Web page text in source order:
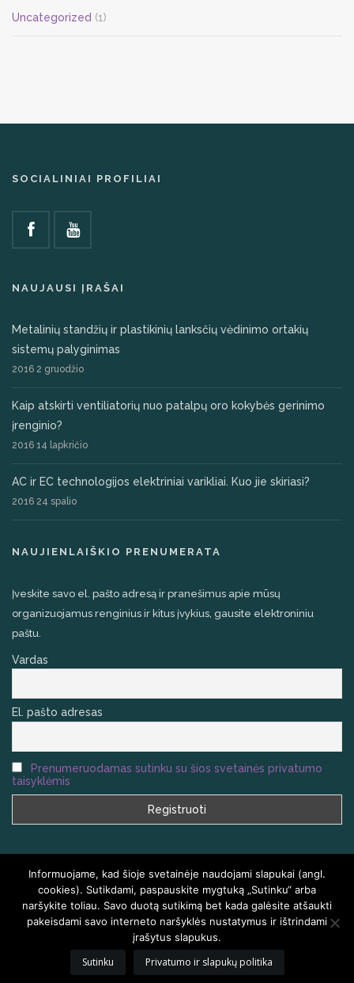
Uncategorized (1)
SOCIALINIAI PROFILIAI
NAUJAUSI ĮRAŠAI
Metalinių standžių ir plastikinių lanksčių vėdinimo ortakių
sistemų palyginimas
2016 2 gruodžio
Kaip atskirti ventiliatorių nuo patalpų oro kokybės gerinimo
įrenginio?
2016 14 lapkričio
AC ir EC technologijos elektriniai varikliai. Kuo jie skiriasi?
2016 24 spalio
NAUJIENLAIŠKIO PRENUMERATA
Įveskite savo el. pašto adresą ir pranešimus apie mūsų
organizuojamus renginius ir kitus įvykius, gausite elektroniniu
paštu.
Vardas
El. pašto adresas
Prenumeruodamas sutinku su šios svetainės privatumo
taisyklėmis
VISOS TEISĖS SAUGOMOSHOMEAIR.LT
KLAUSIMAI IR ATSAKYMAI KONTAKTAI
EL. PARDUOTUVĖ
Informuojame, kad šioje svetainėje naudojami slapukai (angl.
cookies). Sutikdami, paspauskite mygtuką „Sutinku“ arba
naršykite toliau. Savo duotą sutikimą bet kada galėsite atšaukti
pakeisdami savo interneto naršyklės nustatymus ir ištrindami
įrašytus slapukus.
Sutinku Privatumo ir slapukų politika